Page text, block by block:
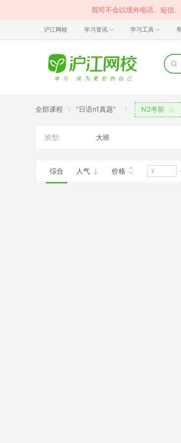
我司不会以境外电话、短信
沪江网校 学习资讯 学习工具
全部课程 "日语n1真题" N2考前
班型: 大班
综合 人气 价格 -